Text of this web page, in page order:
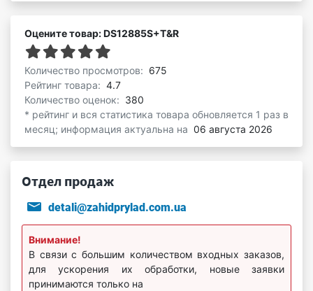
Оцените товар: DS12885S+T&R
Количество просмотров: 675
Рейтинг товара: 4.7
Количество оценок: 380
* рейтинг и вся статистика товара обновляется 1 раз в
месяц; информация актуальна на 06 августа 2026
Отдел продаж
detali@zahidprylad.com.ua
Внимание!
В связи с большим количеством входных заказов,
для ускорения их обработки, новые заявки
принимаются только на